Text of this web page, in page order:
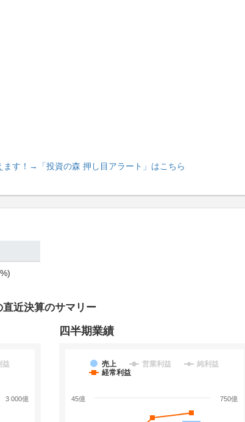
す！ →「投資の森 押し目アラート」はこちら
近決算のサマリー
益
3 000億
四半期業績
売上 営業利益
純利益
経常利益
750億
45億